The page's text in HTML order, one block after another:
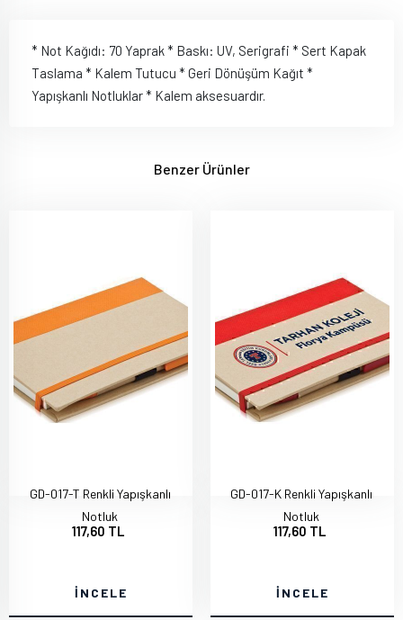
* Not Kağıdı: 70 Yaprak * Baskı: UV, Serigrafi * Sert Kapak
Taslama * Kalem Tutucu * Geri Dönüşüm Kağıt *
Yapışkanlı Notluklar * Kalem aksesuardır.
Benzer Ürünler
GD-017-T Renkli Yapışkanlı
Notluk
117,60 TL
İNCELE
GD-017-K Renkli Yapışkanlı
Notluk
117,60 TL
İNCELE